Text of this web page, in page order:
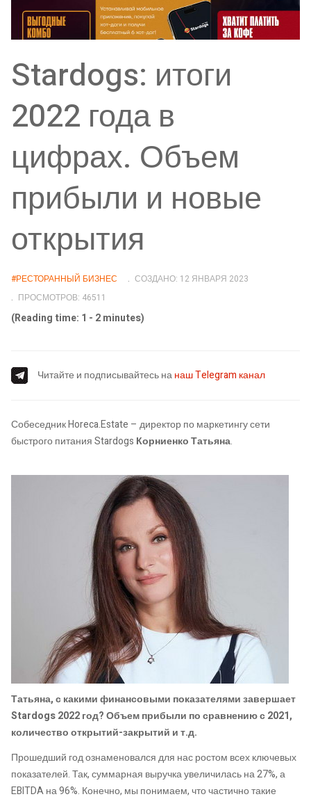
Stardogs: итоги
2022 года в
цифрах. Объем
прибыли и новые
открытия
#РЕСТОРАННЫЙ БИЗНЕС
СОЗДАНО: 12 ЯНВАРЯ 2023
ПРОСМОТРОВ: 46511
(Reading time: 1 - 2 minutes)
Читайте и подписывайтесь нанаш Telegram канал
Собеседник Horeca.Estate – директор по маркетингу сети
быстрого питания Stardogs Корниенко Татьяна.
Татьяна, с какими финансовыми показателями завершает
Stardogs 2022 год? Объем прибыли по сравнению с 2021,
количество открытий-закрытий и т.д.
Прошедший год ознаменовался для нас ростом всех ключевых
показателей. Так, суммарная выручка увеличилась на 27%, а
EBITDA на 96%. Конечно, мы понимаем, что частично такие